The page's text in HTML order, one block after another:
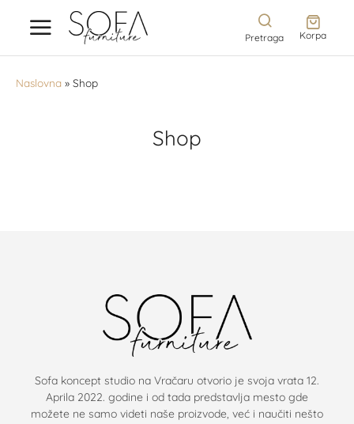
Pretraga Korpa
Naslovna » Shop
Shop
Sofa koncept studio na Vračaru otvorio je svoja vrata 12.
Aprila 2022. godine i od tada predstavlja mesto gde
možete ne samo videti naše proizvode, već i naučiti nešto